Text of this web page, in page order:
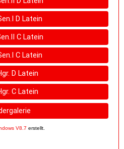
D Latein
C Latein
C Latein
D Latein
C Latein
V8.7 erstellt.